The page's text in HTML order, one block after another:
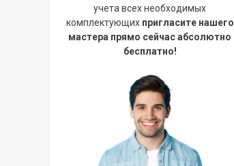
учета всех необходимых
комплектующих пригласите нашего
мастера прямо сейчас абсолютно
бесплатно!